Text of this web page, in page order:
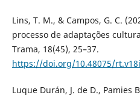
Lins, T. M., & Campos, G. C.
processo de adaptações
Trama, 18(45), 25–37.
https://doi.org/10.48075/
Luque Durán, J. de D., Pamies